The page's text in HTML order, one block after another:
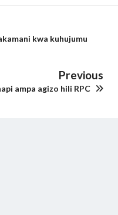
kwa kuhujumu
Previous
ampa agizo hili RPC